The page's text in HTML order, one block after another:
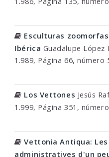
Esculturas
Ibérica Guadalupe López
1.989, Página 66, número
Los Vettones Jesús
1.999, Página 351,
Vettonia Antiqua:
administratives d'un